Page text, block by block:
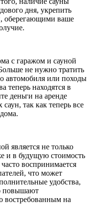
дня, укрепить
оберегающими ваше
с гаражом и сауной
не нужно тратить
автомобиля или походы
теперь находятся в
деньги на аренде
так как теперь все
является не только
и в будущую стоимость
воспринимается
что может
удобства,
повышают
востребованным на